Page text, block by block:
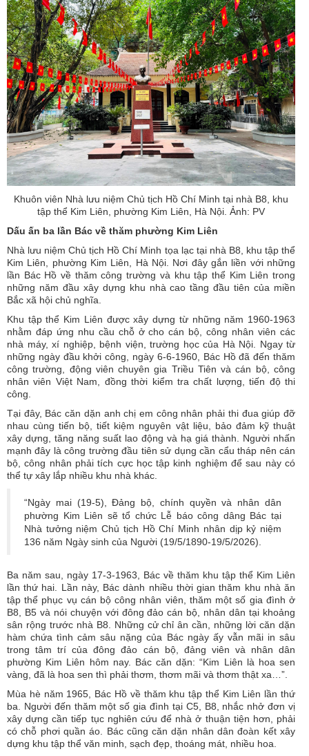
Khuôn viên Nhà lưu niệm Chủ tịch Hồ Chí Minh tại nhà B8, khu
tập thể Kim Liên, phường Kim Liên, Hà Nội. Ảnh: PV
Dấu ấn ba lần Bác về thăm phường Kim Liên
Nhà lưu niệm Chủ tịch Hồ Chí Minh tọa lạc tại nhà B8, khu tập thể
Kim Liên, phường Kim Liên, Hà Nội. Nơi đây gắn liền với những
lần Bác Hồ về thăm công trường và khu tập thể Kim Liên trong
những năm đầu xây dựng khu nhà cao tầng đầu tiên của miền
Bắc xã hội chủ nghĩa.
Khu tập thể Kim Liên được xây dựng từ những năm 1960-1963
nhằm đáp ứng nhu cầu chỗ ở cho cán bộ, công nhân viên các
nhà máy, xí nghiệp, bệnh viện, trường học của Hà Nội. Ngay từ
những ngày đầu khởi công, ngày 6-6-1960, Bác Hồ đã đến thăm
công trường, động viên chuyên gia Triều Tiên và cán bộ, công
nhân viên Việt Nam, đồng thời kiểm tra chất lượng, tiến độ thi
công.
Tại đây, Bác căn dặn anh chị em công nhân phải thi đua giúp đỡ
nhau cùng tiến bộ, tiết kiệm nguyên vật liệu, bảo đảm kỹ thuật
xây dựng, tăng năng suất lao động và hạ giá thành. Người nhấn
mạnh đây là công trường đầu tiên sử dụng cần cẩu tháp nên cán
bộ, công nhân phải tích cực học tập kinh nghiệm để sau này có
thể tự xây lắp nhiều khu nhà khác.
“Ngày mai (19-5), Đảng bộ, chính quyền và nhân dân
phường Kim Liên sẽ tổ chức Lễ báo công dâng Bác tại
Nhà tưởng niệm Chủ tịch Hồ Chí Minh nhân dịp kỷ niệm
136 năm Ngày sinh của Người (19/5/1890-19/5/2026).
Ba năm sau, ngày 17-3-1963, Bác về thăm khu tập thể Kim Liên
lần thứ hai. Lần này, Bác dành nhiều thời gian thăm khu nhà ăn
tập thể phục vụ cán bộ công nhân viên, thăm một số gia đình ở
B8, B5 và nói chuyện với đông đảo cán bộ, nhân dân tại khoảng
sân rộng trước nhà B8. Những cử chỉ ân cần, những lời căn dặn
hàm chứa tình cảm sâu nặng của Bác ngày ấy vẫn mãi in sâu
trong tâm trí của đông đảo cán bộ, đảng viên và nhân dân
phường Kim Liên hôm nay. Bác căn dặn: “Kim Liên là hoa sen
vàng, đã là hoa sen thì phải thơm, thơm mãi và thơm thật xa…”.
Mùa hè năm 1965, Bác Hồ về thăm khu tập thể Kim Liên lần thứ
ba. Người đến thăm một số gia đình tại C5, B8, nhắc nhở đơn vị
xây dựng cần tiếp tục nghiên cứu để nhà ở thuận tiện hơn, phải
có chỗ phơi quần áo. Bác cũng căn dặn nhân dân đoàn kết xây
dựng khu tập thể văn minh, sạch đẹp, thoáng mát, nhiều hoa.